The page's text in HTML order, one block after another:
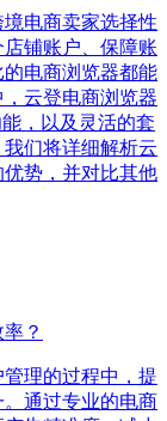
电商卖家选择性
铺账户、保障账
电商浏览器都能
云登电商浏览器
，以及灵活的套
们将详细解析云
势，并对比其他
？
理的过程中，提
通过专业的电商